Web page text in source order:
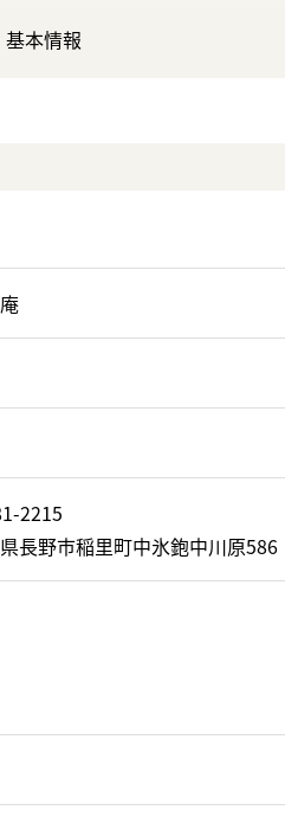
基本情報
2215
長野市稲里町中氷鉋中川原586